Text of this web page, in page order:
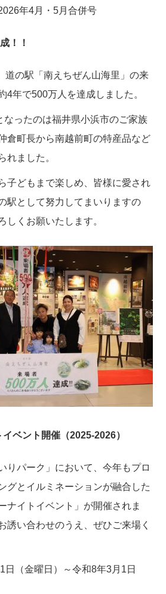
年4月・5月合併号
！！
の駅「南えちぜん山海里」の来
4年で500万人を達成しました。
なったのは福井県小浜市のご家族
倉町長から南越前町の特産品など
れました。
子どもまで楽しめ、皆様に愛され
駅として努力してまいりますの
しくお願いたします。
ベント開催（2025-2026）
りパーク」において、今年もプロ
グとイルミネーションが融合した
ナイトイベント」が開催されま
誘い合わせのうえ、ぜひご来場く
日（金曜日）～令和8年3月1日